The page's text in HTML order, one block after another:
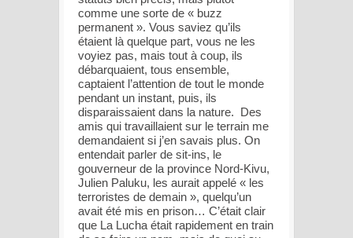
comme une sorte de « buzz
permanent ». Vous saviez qu’ils
étaient là quelque part, vous ne les
voyiez pas, mais tout à coup, ils
débarquaient, tous ensemble,
captaient l’attention de tout le monde
pendant un instant, puis, ils
disparaissaient dans la nature. Des
amis qui travaillaient sur le terrain me
demandaient si j’en savais plus. On
entendait parler de sit-ins, le
gouverneur de la province Nord-Kivu,
Julien Paluku, les aurait appelé « les
terroristes de demain », quelqu’un
avait été mis en prison… C’était clair
que La Lucha était rapidement en train